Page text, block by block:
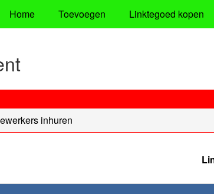
Home Toevoegen Linktegoed kopen
inhuren